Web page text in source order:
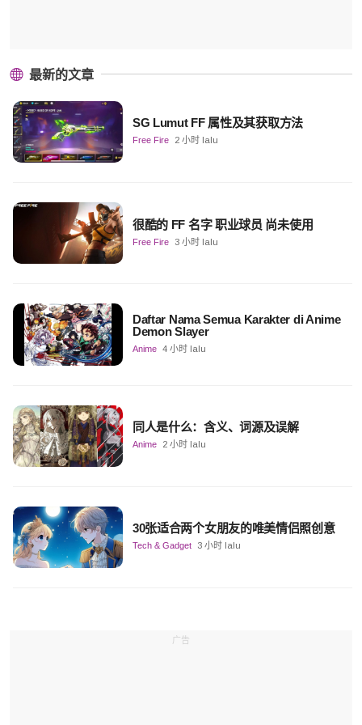
最新的文章
SG Lumut FF 属性及其获取方法
Free Fire 2 小时 lalu
很酷的 FF 名字 职业球员 尚未使用
Free Fire 3 小时 lalu
Daftar Nama Semua Karakter di Anime
Demon Slayer
Anime 4 小时 lalu
同人是什么：含义、词源及误解
Anime 2 小时 lalu
30张适合两个女朋友的唯美情侣照创意
Tech & Gadget 3 小时 lalu
广告